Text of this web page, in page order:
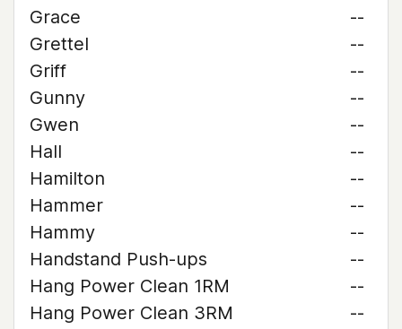
Grace
--
Grettel
--
Griff
--
Gunny
--
Gwen
--
Hall
--
Hamilton
--
Hammer
--
Hammy
--
Handstand Push-ups
--
Hang Power Clean 1RM
--
Hang Power Clean 3RM
--